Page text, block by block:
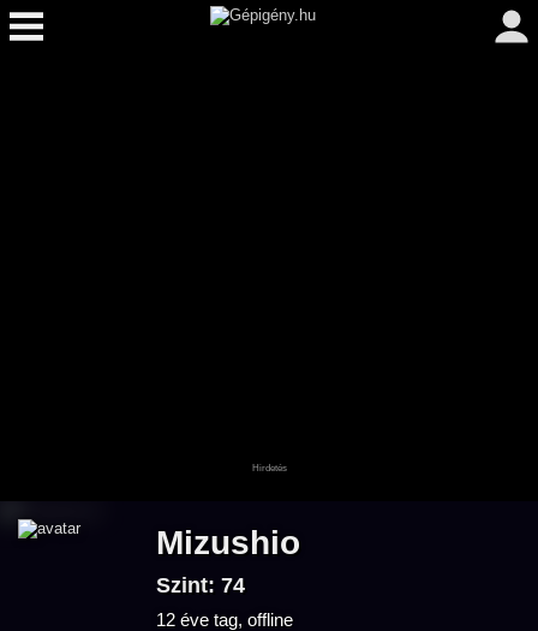
Mizushio
Szint: 74
12 éve tag, offline